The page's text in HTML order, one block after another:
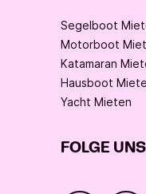
Segelboot
Motorboot
Katamaran
Hausboot
Yacht Mieten
FOLGE UNS